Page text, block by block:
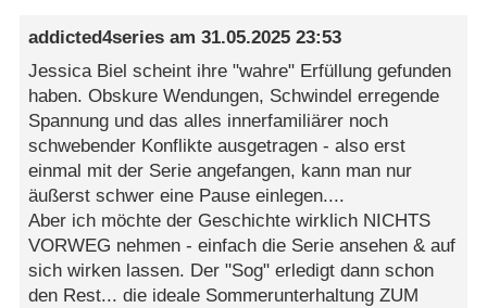
addicted4series am31.05.2025 23:53
Jessica Biel scheint ihre "wahre" Erfüllung gefunden
haben. Obskure Wendungen, Schwindel erregende
Spannung und das alles innerfamiliärer noch
schwebender Konflikte ausgetragen - also erst
einmal mit der Serie angefangen, kann man nur
äußerst schwer eine Pause einlegen....
Aber ich möchte der Geschichte wirklich NICHTS
VORWEG nehmen - einfach die Serie ansehen & auf
sich wirken lassen. Der "Sog" erledigt dann schon
den Rest... die ideale Sommerunterhaltung ZUM